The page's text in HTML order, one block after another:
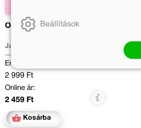
Örülj, hogy lány!
Janikovszky Éva
Eredeti ár:
2 999 Ft
Online ár:
2 459 Ft
Kosárba
Beállítások